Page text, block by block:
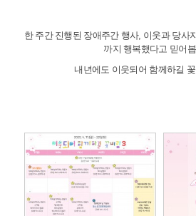
한 주간 진행된 장애주간 행사, 이웃과 당사
까지 행복했다고 믿어
내년에도 이웃되어 함께하길